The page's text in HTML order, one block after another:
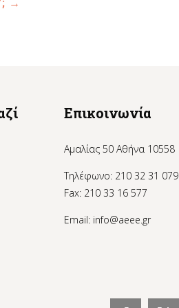
→
Επικοινωνία
Αμαλίας 50 Αθήνα 10558
Τηλέφωνο: 210 32 31 079
Fax: 210 33 16 577
Email: info@aeee.gr